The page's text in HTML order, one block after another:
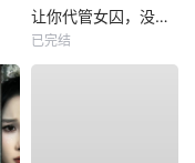
让你代管女囚，没让你称帝啊
已完结